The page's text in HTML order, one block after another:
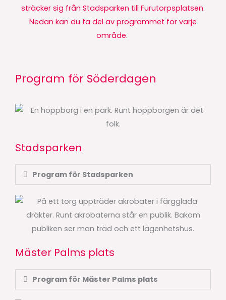
sträcker sig från Stadsparken till Furutorpsplatsen.
Nedan kan du ta del av programmet för varje
område.
Program för Söderdagen
Stadsparken
Program för Stadsparken
Mäster Palms plats
Program för Mäster Palms plats